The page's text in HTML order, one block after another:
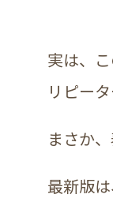
実は、
リピー
まさか
最新版は